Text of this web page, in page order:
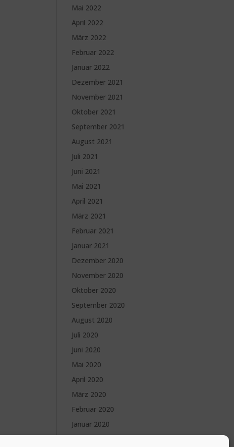
Mai 2022
April 2022
März 2022
Februar 2022
Januar 2022
Dezember 2021
November 2021
Oktober 2021
September 2021
August 2021
Juli 2021
Juni 2021
Mai 2021
April 2021
März 2021
Februar 2021
Januar 2021
Dezember 2020
November 2020
Oktober 2020
September 2020
August 2020
Juli 2020
Juni 2020
Mai 2020
April 2020
März 2020
Februar 2020
Januar 2020